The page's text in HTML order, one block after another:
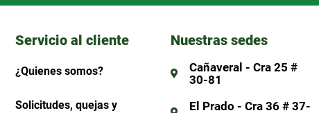
Servicio al cliente
¿Quienes somos?
Solicitudes, quejas y
Nuestras sedes
Cañaveral - Cra 25 #
30-81
El Prado - Cra 36 # 37-